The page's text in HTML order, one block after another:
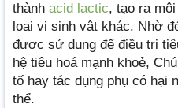
thành acid lactic, tạo ra
loại vi sinh vật khác. Nhờ
được sử dụng để điều trị
hệ tiêu hoá mạnh khoẻ,
tố hay tác dụng phụ có hại
thể.